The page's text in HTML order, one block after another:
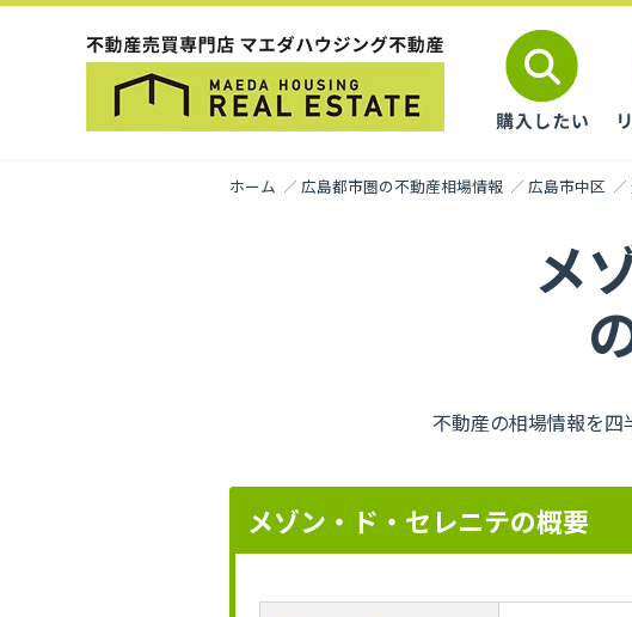
ホーム 広島都市圏の不動産相場情報 広島市中区
メ
不動産の相場情報を四
メゾン・ド・セレニテの概要